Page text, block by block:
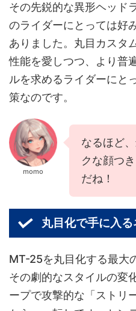
その先鋭的な異形ヘッド
のライダーにとっては好
ありました。丸目カスタ
性能を愛しつつ、より普
ルを求めるライダーにと
策なのです。
momo
なるほど
クな顔つ
だね！
丸目化で手に入
MT-25を丸目化する最大
その劇的なスタイルの変
ープで攻撃的な「ストリ